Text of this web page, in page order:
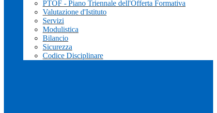
PTOF - Piano Triennale dell'Offerta Formativa
Valutazione d'Istituto
Servizi
Modulistica
Bilancio
Sicurezza
Codice Disciplinare